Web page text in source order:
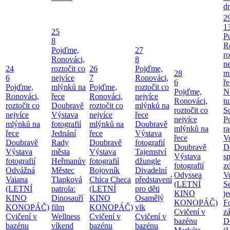
24
6
Pojďme,
Ronováci,
roztočit co
nejvíce
mlýnků na
řece
Doubravě
Výstava
fotografií
Odvážná
Vaiana
(LETNÍ
KINO
KONOPÁČ)
Cvičení v
bazénu
25
8
Pojďme,
Ronováci,
roztočit co
nejvíce
mlýnků na
řece
Doubravě
Výstava
fotografií
Jednání
Rady
města
Heřmanův
Městec
Tlapková
patrola:
Dinosauří
film
Wellness
víkend
26
7
Pojďme,
Ronováci,
roztočit co
nejvíce
mlýnků na
řece
Doubravě
Výstava
fotografií
Bojovník
Chica Checa
(LETNÍ
KINO
KONOPÁČ)
Cvičení v
bazénu
27
8
Pojďme,
Ronováci,
roztočit co
nejvíce
mlýnků na
řece
Doubravě
Výstava
fotografií
Tajemství
džungle
Divadelní
představení
pro děti
Osamělý
vlk
Cvičení v
bazénu
28
6
Pojďme,
Ronováci,
roztočit co
nejvíce
mlýnků na
řece
Doubravě
Výstava
fotografií
Odyssea
(LETNÍ
KINO
KONOPÁČ)
Cvičení v
bazénu